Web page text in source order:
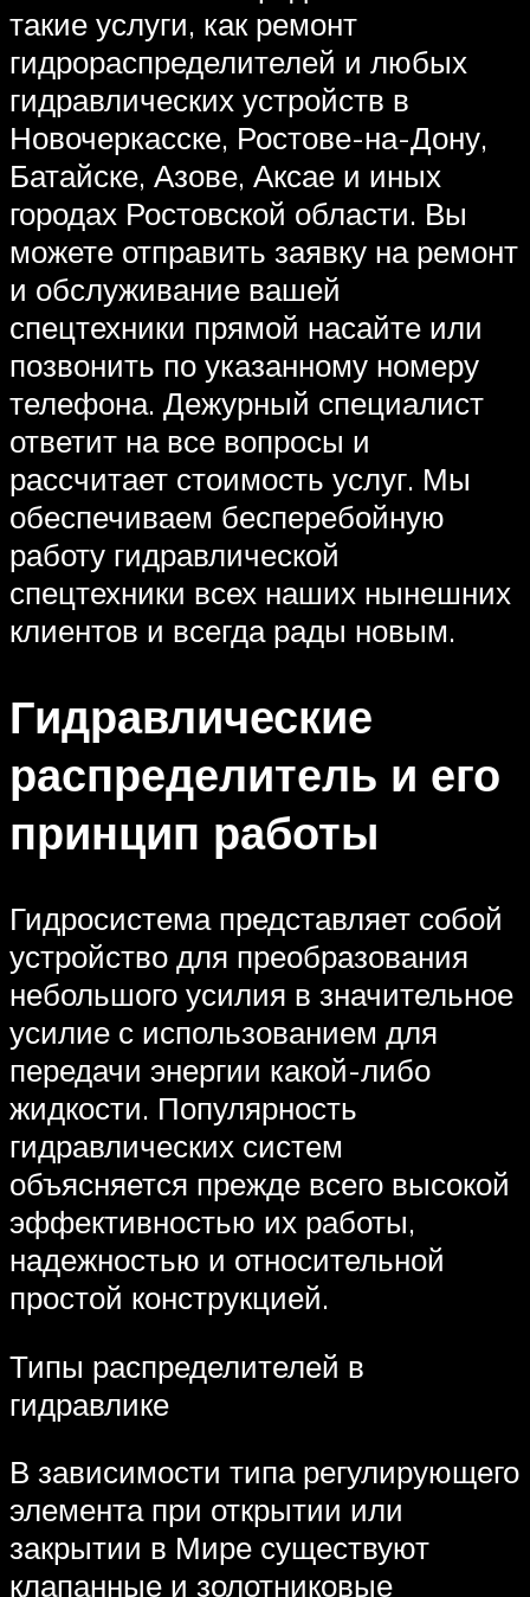
такие услуги, как ремонт
гидрораспределителей и любых
гидравлических устройств в
Новочеркасске, Ростове-на-Дону,
Батайске, Азове, Аксае и иных
городах Ростовской области. Вы
можете отправить заявку на ремонт
и обслуживание вашей
спецтехники прямой насайте или
позвонить по указанному номеру
телефона. Дежурный специалист
ответит на все вопросы и
рассчитает стоимость услуг. Мы
обеспечиваем бесперебойную
работу гидравлической
спецтехники всех наших нынешних
клиентов и всегда рады новым.
Гидравлические
распределитель и его
принцип работы
Гидросистема представляет собой
устройство для преобразования
небольшого усилия в значительное
усилие с использованием для
передачи энергии какой-либо
жидкости. Популярность
гидравлических систем
объясняется прежде всего высокой
эффективностью их работы,
надежностью и относительной
простой конструкцией.
Типы распределителей в
гидравлике
В зависимости типа регулирующего
элемента при открытии или
закрытии в Мире существуют
клапанные и золотниковые